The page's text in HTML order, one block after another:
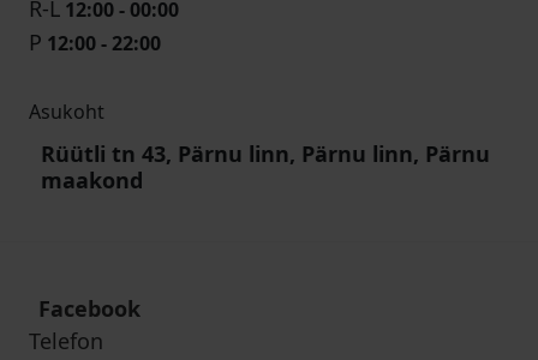
R-L 12:00 - 00:00
P 12:00 - 22:00
Asukoht
Rüütli tn 43, Pärnu linn, Pärnu linn, Pärnu
maakond
Facebook
Telefon